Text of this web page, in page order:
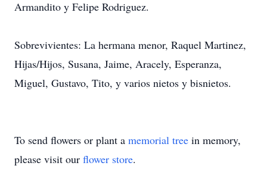
Armandito y Felipe Rodriguez.
Sobrevivientes: La hermana menor, Raquel Martinez,
Hijas/Hijos, Susana, Jaime, Aracely, Esperanza,
Miguel, Gustavo, Tito, y varios nietos y bisnietos.
To send flowers or plant a memorial tree in memory,
please visit our flower store.